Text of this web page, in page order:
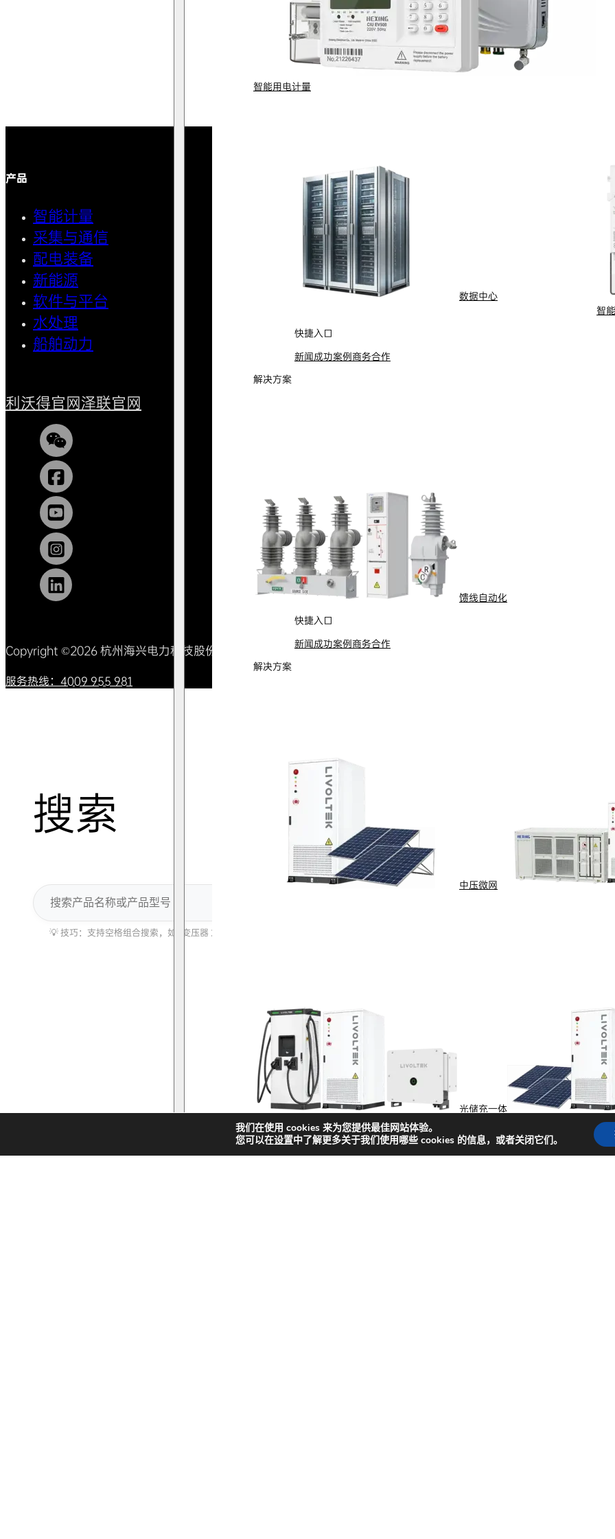
智能用电计量
数据中心
智
快捷入口
新闻成功案例商务合作
解决方案
馈线自动化
快捷入口
新闻成功案例商务合作
解决方案
中压微网
光储充一体
化储能
快捷入口
产品
智能计量
采集与通信
配电装备
新能源
软件与平台
水处理
船舶动力
智能用电计量
馈线自动化
中压微网
AMI智能抄表
船舶电动化
利沃得官网泽联官网
Copyright ©2026 杭州海兴电力科技股份有限公司 All Rights Reserved浙ICP备09002778号-1
服务热线：4009 955 981
我们在使用 cookies 来为您提供最佳网站体验。
您可以在设置中了解更多关于我们使用哪些 cookies 的信息，或者关闭它们。
搜索